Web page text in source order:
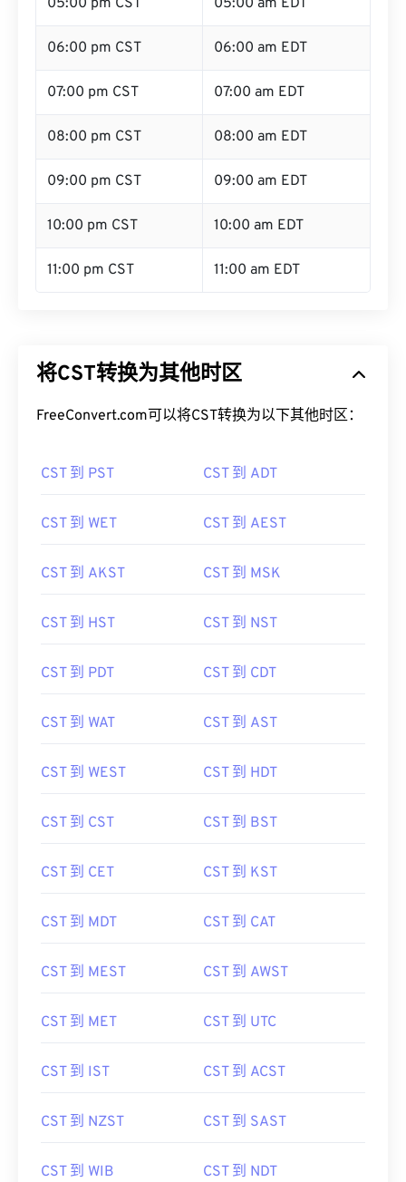
05:00 pm CST 05:00 am EDT
06:00 pm CST 06:00 am EDT
07:00 pm CST 07:00 am EDT
08:00 pm CST 08:00 am EDT
09:00 pm CST 09:00 am EDT
10:00 pm CST 10:00 am EDT
11:00 pm CST 11:00 am EDT
将CST转换为其他时区
FreeConvert.com可以将CST转换为以下其他时区：
CST 到 PST CST 到 ADT
CST 到 WET CST 到 AEST
CST 到 AKST CST 到 MSK
CST 到 HST CST 到 NST
CST 到 PDT CST 到 CDT
CST 到 WAT CST 到 AST
CST 到 WEST CST 到 HDT
CST 到 CST CST 到 BST
CST 到 CET CST 到 KST
CST 到 MDT CST 到 CAT
CST 到 MEST CST 到 AWST
CST 到 MET CST 到 UTC
CST 到 IST CST 到 ACST
CST 到 NZST CST 到 SAST
CST 到 WIB CST 到 NDT